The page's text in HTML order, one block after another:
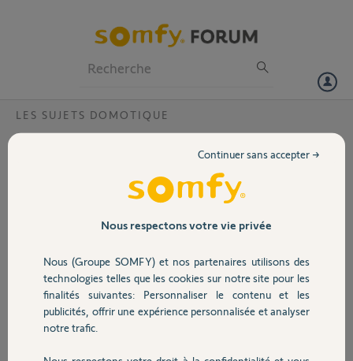
Volet
Sécurité
Domotique
LES SUJETS DOMOTIQUE
Impossible de reconnecter ma Tahoma
J'ai changé ma Box Bouygues et du coup le réseau wifi a changé.
Seulement je n'arrive pas à faire détecter ce nouveau réseau à ma
Elle a gardé en mémoire mon ancien réseau.
Pouvez vous m aider svp ?
Nous respectons votre vie privée
Nous (Groupe SOMFY) et nos partenaires utilisons des
technologies telles que les cookies sur notre site pour les
finalités suivantes: Personnaliser le contenu et les
publicités, offrir une expérience personnalisée et analyser
notre trafic.
Continuer sans accepter →